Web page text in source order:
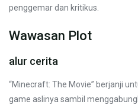
penggemar dan kritikus.
Wawasan Plot
alur cerita
“Minecraft: The Movie” berjanji
game aslinya sambil